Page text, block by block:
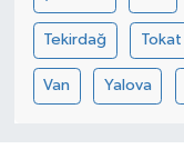
Tekirdağ Tokat
Van Yalova